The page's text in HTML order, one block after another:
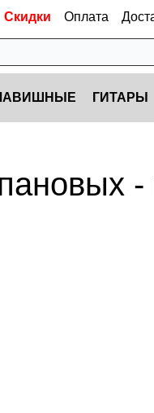
Скидки Оплата
ГИТАРЫ
-